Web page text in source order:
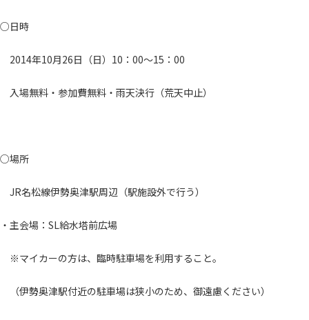
○日時
2014年10月26日（日）10：00～15：00
入場無料・参加費無料・雨天決行（荒天中止）
○場所
JR名松線伊勢奥津駅周辺（駅施設外で行う）
・主会場：SL給水塔前広場
※マイカーの方は、臨時駐車場を利用すること。
（伊勢奥津駅付近の駐車場は狭小のため、御遠慮ください）